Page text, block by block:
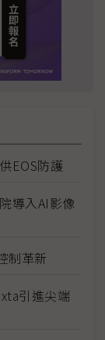
EOS防護
導入AI影像
制革新
引進尖端